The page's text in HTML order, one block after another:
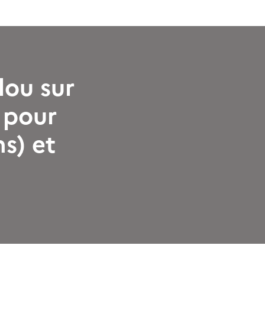
sur
et